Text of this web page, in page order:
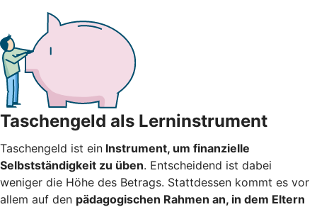
Taschengeld als Lerninstrument
Taschengeld ist ein Instrument, um finanzielle
Selbstständigkeit zu üben. Entscheidend ist dabei
weniger die Höhe des Betrags. Stattdessen kommt es vor
allem auf den pädagogischen Rahmen an, in dem Eltern